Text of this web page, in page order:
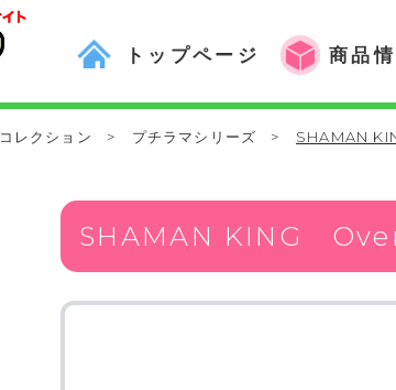
トップページ 商品
コレクション > プチラマシリーズ > SHAMAN
SHAMAN KING